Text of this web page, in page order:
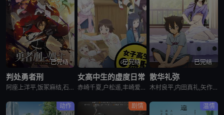
已完结
判处勇者刑
阿座上洋平,饭冢麻结,石上静香,堀江瞬,土岐隼一,上田燿司,松冈祯丞,福岛润,千叶翔也,日笠阳子,中村悠一,大西沙织
已完结
女高中生的虚度日常
赤崎千夏,户松遥,丰崎爱生,长绳麻理亚,富田美忧,高桥李依,佐藤聪美,市道真央,兴津和幸,上田丽奈,名冢佳织,落合福嗣,松冈祯丞,岛崎信长
已完结
散华礼弥
木村良平,内田真礼,矢作纱友里,井口裕香,荻野晴朗,石冢运升,西山宏太朗,桑岛法子,岩濑周平,西口杏里沙
动作 剧情 温情